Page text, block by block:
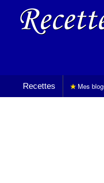
Recettes Mes